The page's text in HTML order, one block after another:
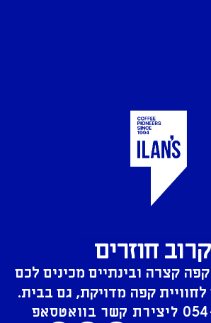
חוזרים
קצרה ובינתיים מכינים לכם
קפה מדויקת, גם בבית.